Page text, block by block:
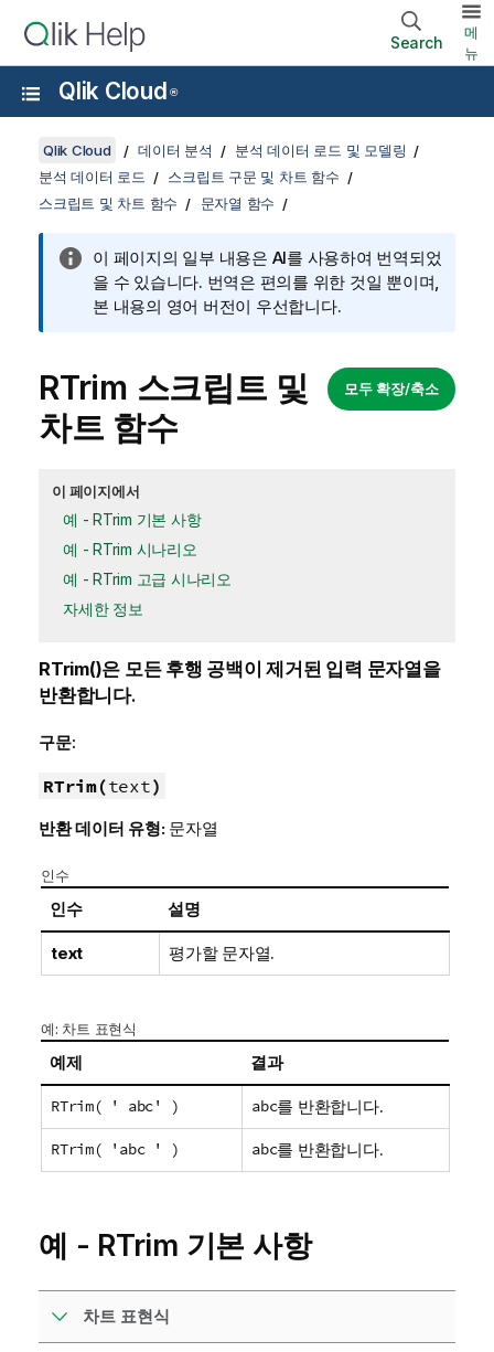
Search
메
뉴
Qlik Cloud ®
Qlik Cloud 데이터 분석
분석 데이터 로드 및 모델링
분석 데이터 로드
스크립트 구문 및 차트 함수
스크립트 및 차트 함수
문자열 함수
이 페이지의 일부 내용은 AI를 사용하여 번역되었
을 수 있습니다. 번역은 편의를 위한 것일 뿐이며,
본 내용의 영어 버전이 우선합니다.
모두 확장/축소
RTrim 스크립트 및
차트 함수
이 페이지에서
예 - RTrim 기본 사항
예 - RTrim 시나리오
예 - RTrim 고급 시나리오
자세한 정보
RTrim()은 모든 후행 공백이 제거된 입력 문자열을
반환합니다.
구문:
RTrim(text)
반환 데이터 유형: 문자열
인수
인수 설명
text 평가할 문자열.
예: 차트 표현식
예제 결과
RTrim( ' abc' ) abc를 반환합니다.
RTrim( 'abc ' ) abc를 반환합니다.
예 - RTrim 기본 사항
차트 표현식